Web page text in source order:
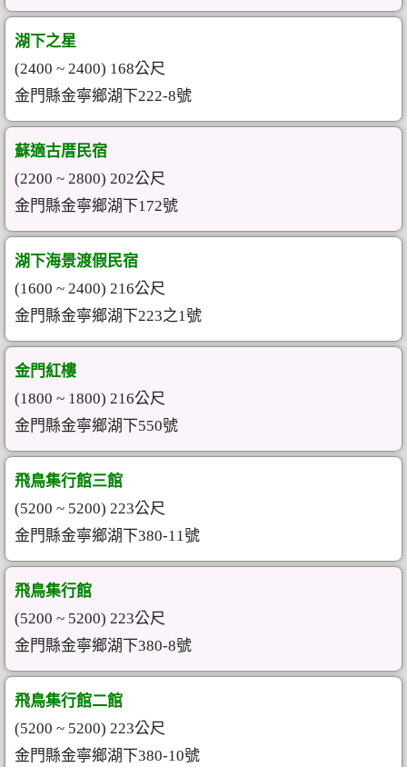
湖下之星
(2400 ~ 2400) 168公尺
金門縣金寧鄉湖下222-8號
蘇適古厝民宿
(2200 ~ 2800) 202公尺
金門縣金寧鄉湖下172號
湖下海景渡假民宿
(1600 ~ 2400) 216公尺
金門縣金寧鄉湖下223之1號
金門紅樓
(1800 ~ 1800) 216公尺
金門縣金寧鄉湖下550號
飛鳥集行館三館
(5200 ~ 5200) 223公尺
金門縣金寧鄉湖下380-11號
飛鳥集行館
(5200 ~ 5200) 223公尺
金門縣金寧鄉湖下380-8號
飛鳥集行館二館
(5200 ~ 5200) 223公尺
金門縣金寧鄉湖下380-10號